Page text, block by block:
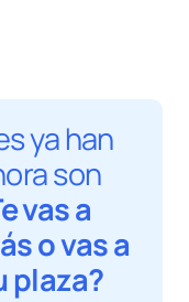
ya han
son
vas a
o vas a
plaza?